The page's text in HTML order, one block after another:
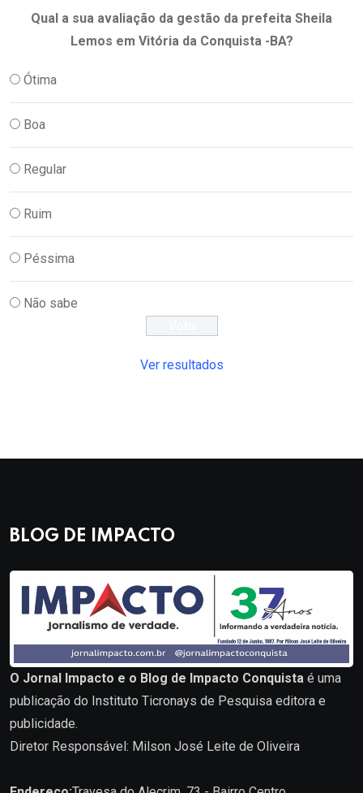
Qual a sua avaliação da gestão da prefeita Sheila
Lemos em Vitória da Conquista -BA?
Ótima
Boa
Regular
Ruim
Péssima
Não sabe
Ver resultados
BLOG DE IMPACTO
O Jornal Impacto e o Blog de Impacto Conquista é uma
publicação do Instituto Ticronays de Pesquisa editora e
publicidade.
Diretor Responsável: Milson José Leite de Oliveira